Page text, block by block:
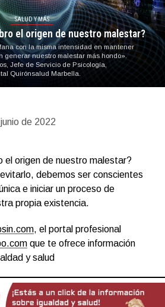
SALUD Y MÁS
el origen de nuestro malestar?
con la misma intensidad en mantener
generar nuestro malestar más hondo».
Jefe de Servicio de Psicología,
Quirónsalud Marbella.
de 2022
el origen de nuestro malestar?
debemos ser conscientes
e iniciar un proceso de
propia existencia.
, el portal profesional
que te ofrece información
y salud